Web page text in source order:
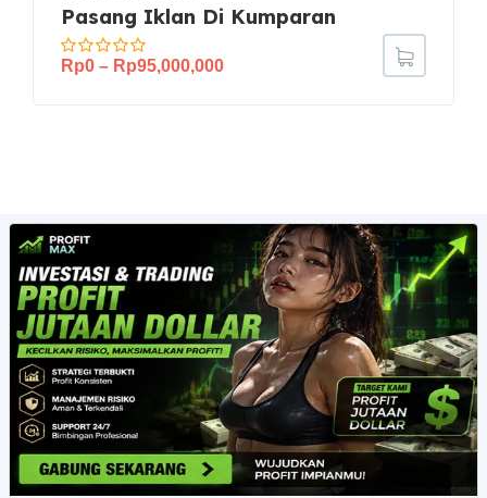
Pasang Iklan Di Kumparan
Rp0 – Rp95,000,000